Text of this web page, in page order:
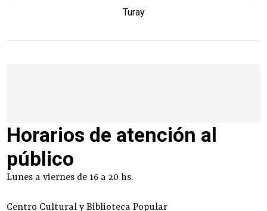
Turay
Horarios de atención al
público
Lunes a viernes de 16 a 20 hs.
Centro Cultural y Biblioteca Popular